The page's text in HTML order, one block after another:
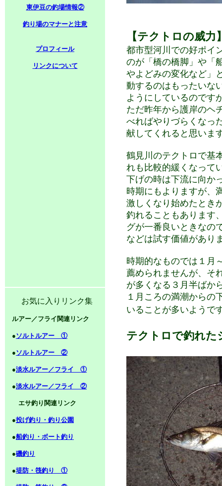
【テクトロの威力
都市型河川での好ポイ
のが「橋の橋脚」や「
やよどみの変化など」
動するのはもったいな
ようにしているのです
ただ昨年から護岸のヘ
べればやりづらくなっ
献してくれると思いま
鶴見川 のテクトロで基
れも比較的緩くなって
下げの時は下流に向か
時期にもよりますが、
激しくなり始めたとき
釣れることもあります
グが一番良いときなの
などは試す価値があり
時期的なものでは１月
薦められませんが、そ
が多くなる３月半ばか
１月ころの満潮からの
いることが多いようで
テクトロで釣れた
東伊豆の釣場情報②
釣り場のマナーと注意
プロフィール
リンクについて
お気に入りリンク集
ルアー／フライ関連リンク
●ソルトルアー ①
●ソルトルアー ②
●淡水ルアー／フライ ①
●淡水ルアー／フライ ②
エサ釣り関連リンク
●投げ釣り・釣り公園
●船釣り・ボート釣り
●磯釣り
●堤防・筏釣り ①